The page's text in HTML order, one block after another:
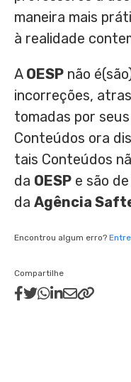
maneira mais
à realidade
A OESP não
incorreções,
tomadas por
Conteúdos ora
tais Conteúdos
da OESP e são
da Agência
Encontrou algum erro?
Compartilhe